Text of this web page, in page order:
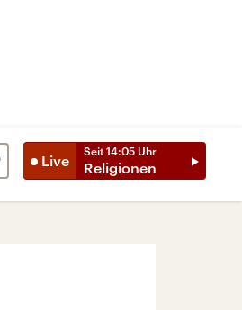
Live
Seit 14:05 Uhr
Religionen